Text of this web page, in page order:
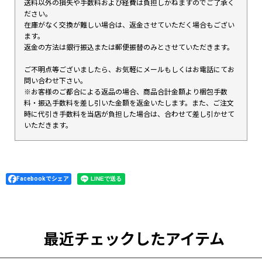
送料以外の損失や手数料および経費は負担しかねますのでご了承く
ださい。
在庫がなく交換が難しい場合は、返金させていただく場合もござい
ます。
返金の方法は銀行振込または郵便振替のみとさせていただきます。
ご不明点等ございましたら、お気軽にメールもしくはお電話にてお
問い合わせ下さい。
※お客様のご都合による返品の場合、商品合計金額より梱包手数
料・振込手数料を差し引いた金額を返金いたします。また、ご注文
時に代引き手数料を当店が負担した場合は、合わせて差し引かせて
いただきます。
Facebookでシェア
最近チェックしたアイテム